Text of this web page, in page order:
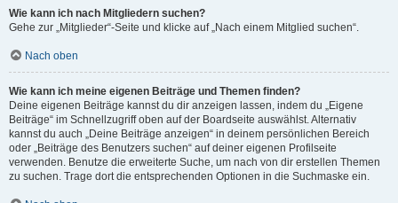
Wie kann ich nach Mitgliedern suchen?
Gehe zur „Mitglieder“-Seite und klicke auf „Nach einem Mitglied suchen“.
Nach oben
Wie kann ich meine eigenen Beiträge und Themen finden?
Deine eigenen Beiträge kannst du dir anzeigen lassen, indem du „Eigene
Beiträge“ im Schnellzugriff oben auf der Boardseite auswählst. Alternativ
kannst du auch „Deine Beiträge anzeigen“ in deinem persönlichen Bereich
oder „Beiträge des Benutzers suchen“ auf deiner eigenen Profilseite
verwenden. Benutze die erweiterte Suche, um nach von dir erstellen Themen
zu suchen. Trage dort die entsprechenden Optionen in die Suchmaske ein.